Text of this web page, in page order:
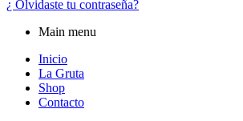
¿ Olvidaste tu contraseña?
Main menu
Inicio
La Gruta
Shop
Contacto